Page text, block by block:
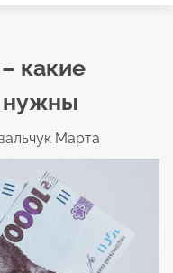
какие
нужны
Марта